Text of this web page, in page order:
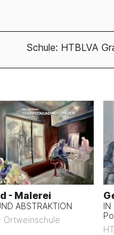
Schule: HTBLVA
- Malerei
ABSTRAKTION
Ortweinschule